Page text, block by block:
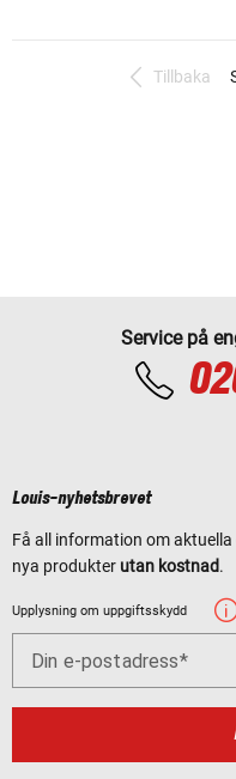
Tillbaka
Service på
Louis-nyhetsbrevet
Få all information om
nya produkter utan kostnad.
Upplysning om uppgiftsskydd
Din e-postadress